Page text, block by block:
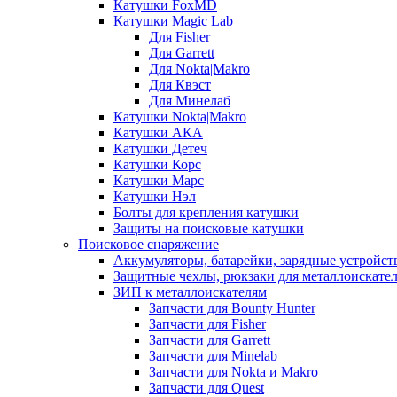
Катушки FoxMD
Катушки Magic Lab
Для Fisher
Для Garrett
Для Nokta|Makro
Для Квэст
Для Минелаб
Катушки Nokta|Makro
Катушки АКА
Катушки Детеч
Катушки Корс
Катушки Марс
Катушки Нэл
Болты для крепления катушки
Защиты на поисковые катушки
Поисковое снаряжение
Аккумуляторы, батарейки, зарядные
Защитные чехлы, рюкзаки для
ЗИП к металлоискателям
Запчасти для Bounty Hunter
Запчасти для Fisher
Запчасти для Garrett
Запчасти для Minelab
Запчасти для Nokta и Makro
Запчасти для Quest